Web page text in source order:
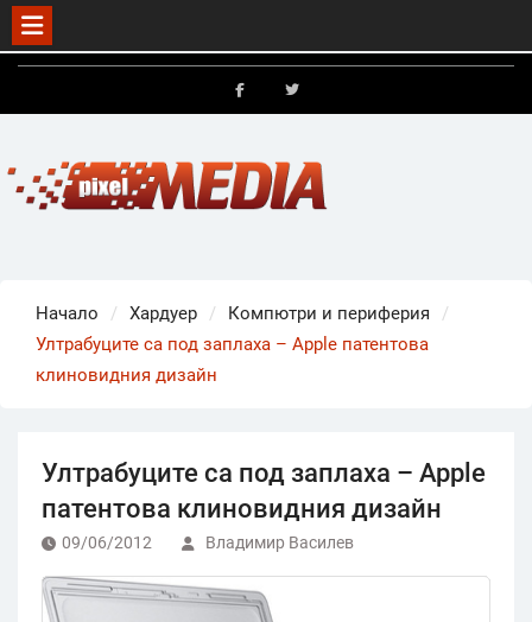
Skip
Начало Хардуер
Компютри и периферия
Ултрабуците са под заплаха – Apple патентова
клиновидния дизайн
Ултрабуците са под заплаха – Apple
патентова клиновидния дизайн
09/06/2012 Владимир Василев